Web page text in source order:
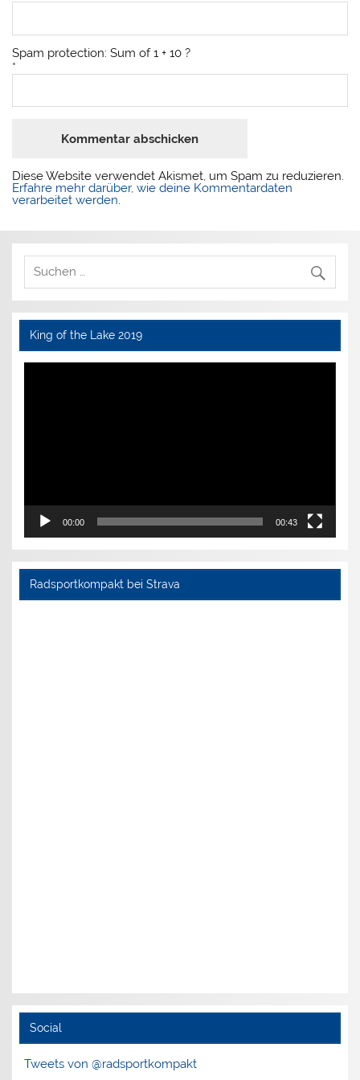
Spam protection: Sum of 1 + 10 ?
*
Diese Website verwendet Akismet, um Spam zu reduzieren.
Erfahre mehr darüber, wie deine Kommentardaten
verarbeitet werden.
King of the Lake 2019
Video-
00:00 00:43
Radsportkompakt bei Strava
Social
Tweets von @radsportkompakt